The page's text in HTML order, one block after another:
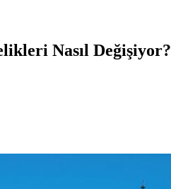
Nasıl Değişiyor?